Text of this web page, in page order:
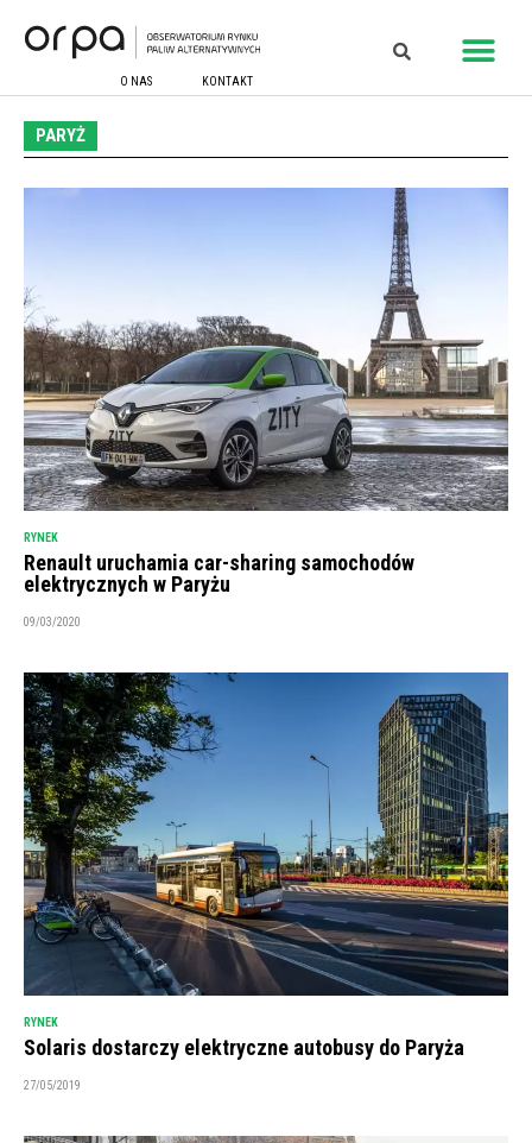
O NAS KONTAKT
PARYŻ
RYNEK
Renault uruchamia car-sharing samochodów
elektrycznych w Paryżu
09/03/2020
RYNEK
Solaris dostarczy elektryczne autobusy do Paryża
27/05/2019